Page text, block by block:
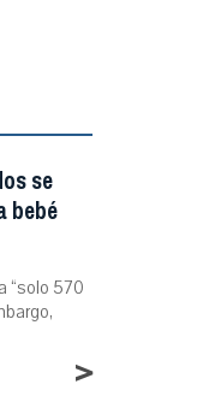
se
bebé
“solo 570
>